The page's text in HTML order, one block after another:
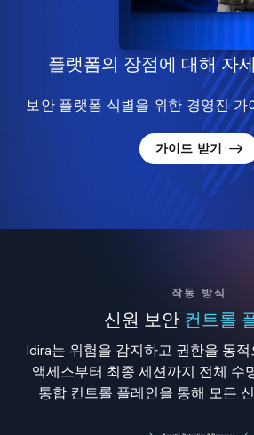
플랫폼의 장점에 대해 자
보안 플랫폼 식별을 위한 경영진 가
가이드 받기
작동 방식
신원 보안 컨트롤
Idira는 위험을 감지하고 권한을 동
액세스부터 최종 세션까지 전체 수
통합 컨트롤 플레인을 통해 모든